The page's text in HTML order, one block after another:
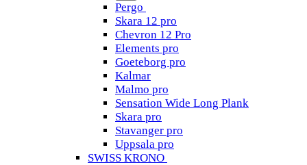
Pergo
Skara 12 pro
Chevron 12 Pro
Elements pro
Goeteborg pro
Kalmar
Malmo pro
Sensation Wide Long Plank
Skara pro
Stavanger pro
Uppsala pro
SWISS KRONO